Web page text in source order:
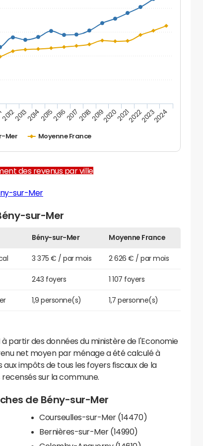
Mer Moyenne France
2012201320142015201620172018201920202021202220232024
des revenus par ville
sur-Mer
sur-Mer
Bény-sur-Mer Moyenne France
3 375 € / par mois 2 626 € / par mois
243 foyers 1 107 foyers
1,9 personne(s) 1,7 personne(s)
partir des données du ministère de l'Economie
net moyen par ménage a été calculé à
impôts de tous les foyers fiscaux de la
sur la commune.
de Bény-sur-Mer
Courseulles-sur-Mer (14470)
Bernières-sur-Mer (14990)